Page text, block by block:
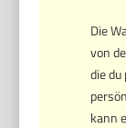
Die
von
die
kann